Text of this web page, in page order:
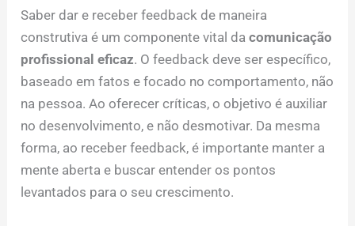
Saber dar e receber feedback de maneira
construtiva é um componente vital dacomunicação
profissional eficaz. O feedback deve ser específico,
baseado em fatos e focado no comportamento, não
na pessoa. Ao oferecer críticas, o objetivo é auxiliar
no desenvolvimento, e não desmotivar. Da mesma
forma, ao receber feedback, é importante manter a
mente aberta e buscar entender os pontos
levantados para o seu crescimento.